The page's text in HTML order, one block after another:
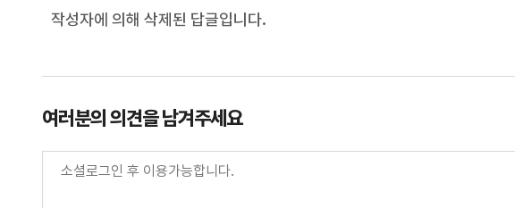
작성자에 의해 삭제된 답글입니다.
여러분의 의견을 남겨주세요